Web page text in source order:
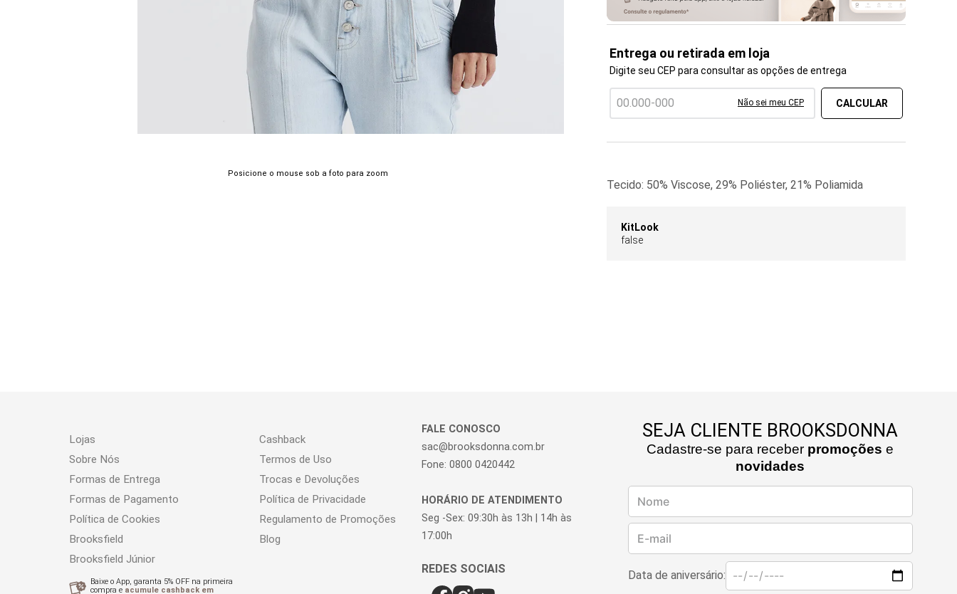
Posicione o mouse sob a foto para zoom
Entrega ou retirada em loja
Digite seu CEP para consultar as opções de entrega
Não sei meu CEP
Tecido: 50% Viscose, 29% Poliéster, 21% Poliamida
KitLook
false
Lojas
Cashback
Sobre Nós
Termos de Uso
Formas de Entrega
Trocas e Devoluções
Formas de Pagamento
Política de Privacidade
Política de Cookies
Regulamento de Promoções
Brooksfield
Blog
Brooksfield Júnior
Baixe o App, garanta 5% OFF na primeira
compra e acumule cashback em
FALE CONOSCO
sac@brooksdonna.com.br
Fone: 0800 0420442
HORÁRIO DE ATENDIMENTO
Seg -Sex: 09:30h às 13h | 14h às
17:00h
SEJA CLIENTE BROOKSDONNA
Cadastre-se para receber promoções e
novidades
Data de aniversário: